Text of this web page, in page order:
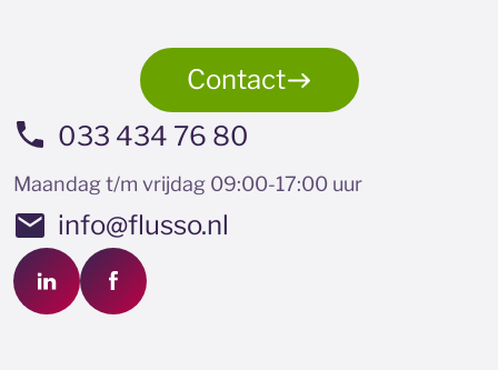
Contact
033 434 76 80
Maandag t/m vrijdag 09:00-17:00 uur
info@flusso.nl